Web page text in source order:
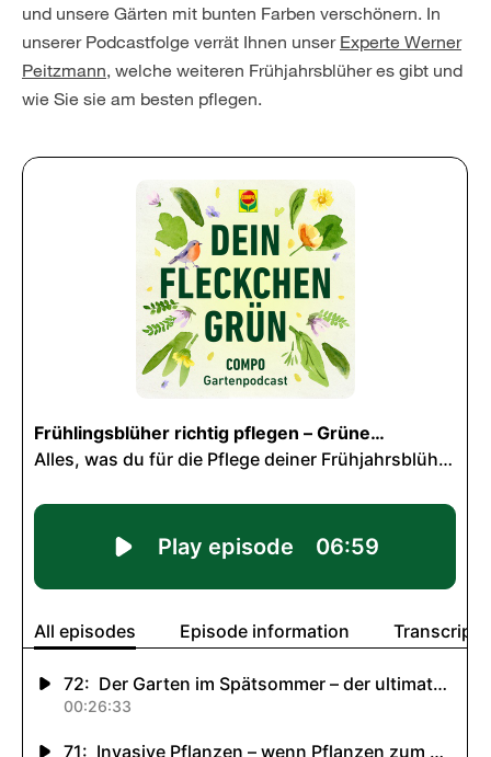
und unsere Gärten mit bunten Farben verschönern. In
unserer Podcastfolge verrät Ihnen unser Experte Werner
Peitzmann, welche weiteren Frühjahrsblüher es gibt und
wie Sie sie am besten pflegen.